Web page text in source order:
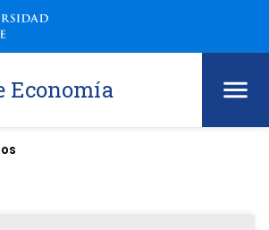
Economía